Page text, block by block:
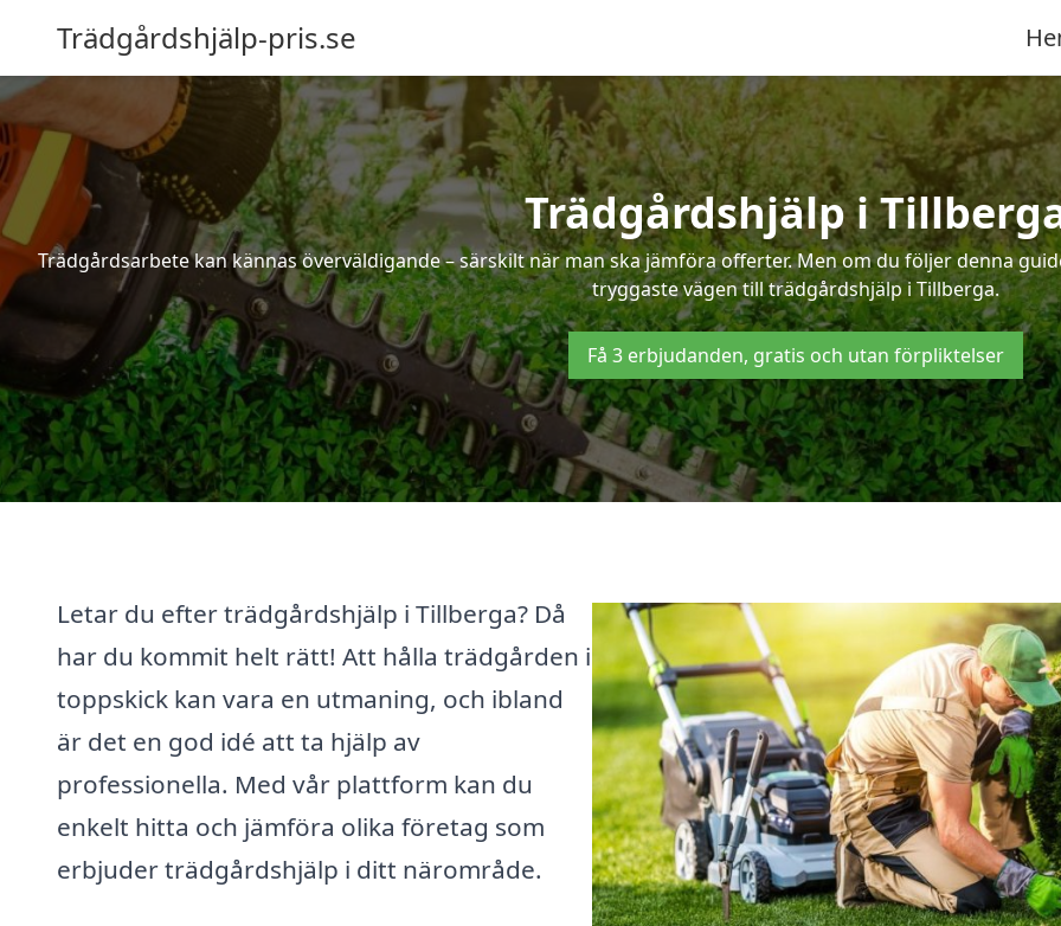
Trädgårdshjälp-pris.se
Trädgårdshjälp i
Trädgårdsarbete kan kännas överväldigande – särskilt när man ska jämföra offerter. Men om du följer denna
tryggaste vägen till trädgårdshjälp i Tillberga.
Få 3 erbjudanden, gratis och utan förpliktelser
Letar du efter trädgårdshjälp i Tillberga? Då
har du kommit helt rätt! Att hålla trädgården i
toppskick kan vara en utmaning, och ibland
är det en god idé att ta hjälp av
professionella. Med vår plattform kan du
enkelt hitta och jämföra olika företag som
erbjuder trädgårdshjälp i ditt närområde.